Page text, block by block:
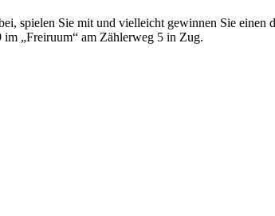
spielen Sie mit und vielleicht gewinnen Sie
„Freiruum“ am Zählerweg 5 in Zug.